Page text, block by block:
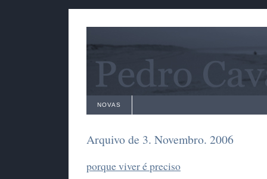
NOVAS
Arquivo de 3. Novembro. 2006
porque viver é preciso